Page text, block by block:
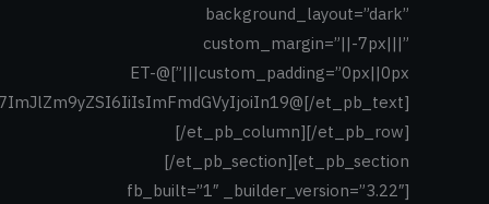
background_layout=”dark”
custom_margin=”||-7px|||”
custom_padding=”0px||0px|||”]@ET-
et_pb_text]
[/et_pb_column][/et_pb_row]
[/et_pb_section][et_pb_section
fb_built=”1″ _builder_version=”3.22″]